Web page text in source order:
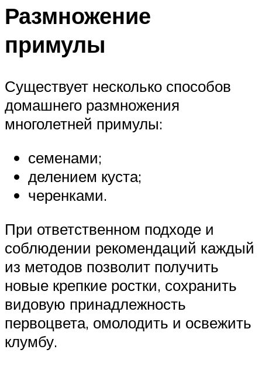
Размножение
примулы
Существует несколько способов
домашнего размножения
многолетней примулы:
семенами;
делением куста;
черенками.
При ответственном подходе и
соблюдении рекомендаций каждый
из методов позволит получить
новые крепкие ростки, сохранить
видовую принадлежность
первоцвета, омолодить и освежить
клумбу.